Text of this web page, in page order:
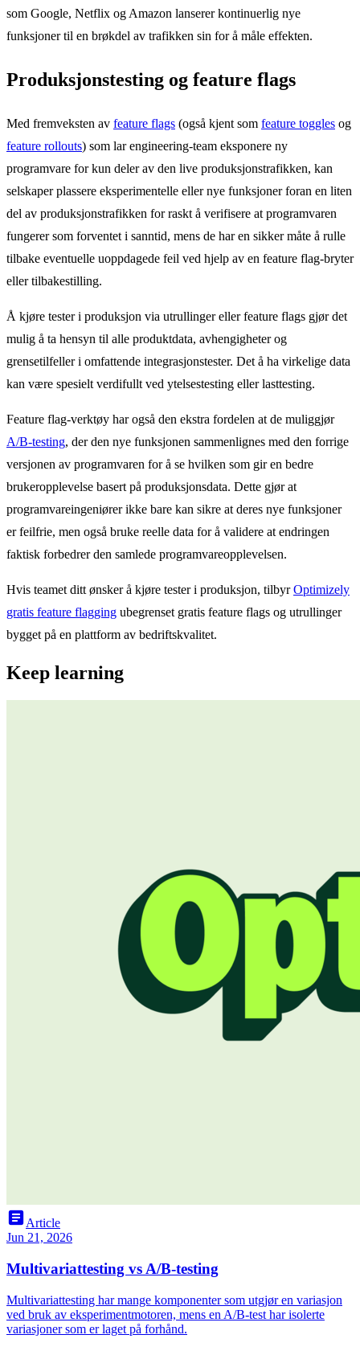
som Google, Netflix og Amazon lanserer kontinuerlig nye
funksjoner til en brøkdel av trafikken sin for å måle effekten.
Produksjonstesting og feature flags
Med fremveksten av feature flags (også kjent som feature toggles og
feature rollouts) som lar engineering-team eksponere ny
programvare for kun deler av den live produksjonstrafikken, kan
selskaper plassere eksperimentelle eller nye funksjoner foran en liten
del av produksjonstrafikken for raskt å verifisere at programvaren
fungerer som forventet i sanntid, mens de har en sikker måte å rulle
tilbake eventuelle uoppdagede feil ved hjelp av en feature flag-bryter
eller tilbakestilling.
Å kjøre tester i produksjon via utrullinger eller feature flags gjør det
mulig å ta hensyn til alle produktdata, avhengigheter og
grensetilfeller i omfattende integrasjonstester. Det å ha virkelige data
kan være spesielt verdifullt ved ytelsestesting eller lasttesting.
Feature flag-verktøy har også den ekstra fordelen at de muliggjør
A/B-testing, der den nye funksjonen sammenlignes med den forrige
versjonen av programvaren for å se hvilken som gir en bedre
brukeropplevelse basert på produksjonsdata. Dette gjør at
programvareingeniører ikke bare kan sikre at deres nye funksjoner
er feilfrie, men også bruke reelle data for å validere at endringen
faktisk forbedrer den samlede programvareopplevelsen.
Hvis teamet ditt ønsker å kjøre tester i produksjon, tilbyrOptimizely
gratis feature flagging ubegrenset gratis feature flags og utrullinger
bygget på en plattform av bedriftskvalitet.
Keep learning
articleArticle
Jun 21, 2026
Multivariattesting vs A/B-testing
Multivariattesting har mange komponenter som utgjør en variasjon
ved bruk av eksperimentmotoren, mens en A/B-test har isolerte
variasjoner som er laget på forhånd.